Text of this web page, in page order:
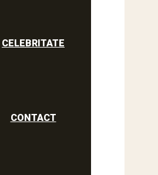
CELEBRITATE
CONTACT